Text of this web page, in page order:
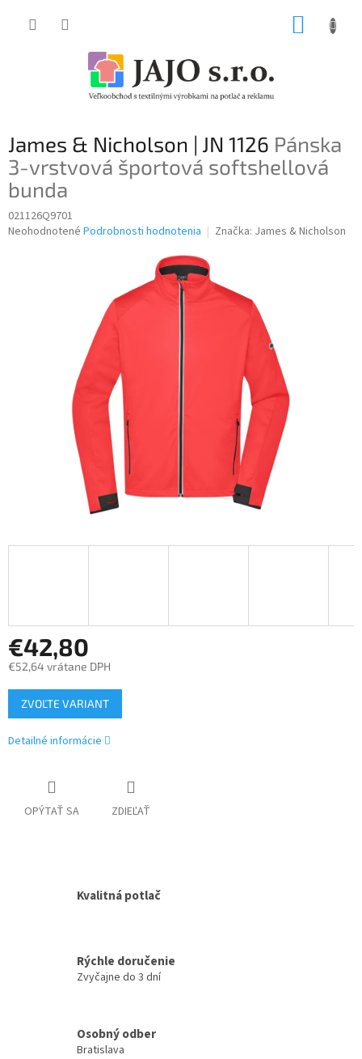
James & Nicholson | JN 1126 Pánska
3-vrstvová športová softshellová
bunda
021126Q9701
Priemerné
Neohodnotené Podrobnosti hodnotenia Značka: James & Nicholson
€42,80
€52,64 vrátane DPH
Jednotková
cena:
ZVOĽTE VARIANT
Detailné informácie
OPÝTAŤ SA ZDIEĽAŤ
Kvalitná potlač
Rýchle doručenie
Zvyčajne do 3 dní
Osobný odber
Bratislava